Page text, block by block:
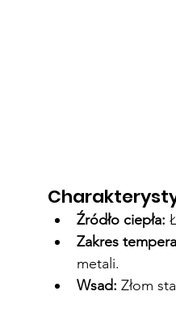
Źródło ciepła:
Zakres
metali.
Wsad: Złom